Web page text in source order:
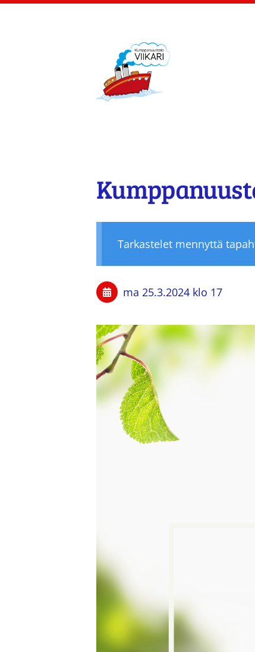
Kumppanuustalo
Tarkastelet mennyttä
ma 25.3.2024 klo 17